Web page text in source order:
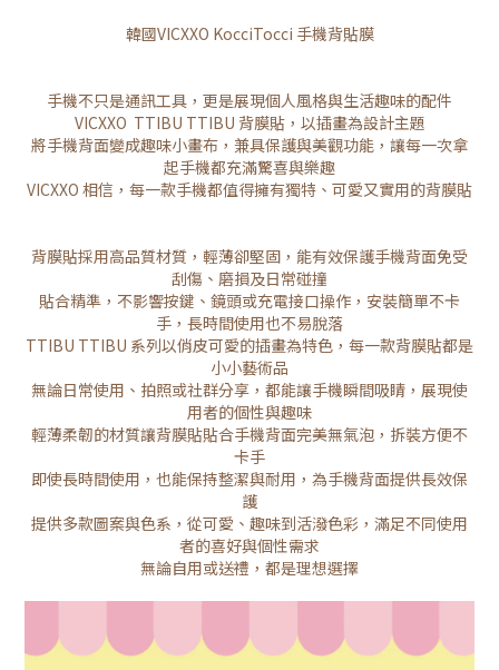
韓國VICXXO KocciTocci 手機背貼膜
手機不只是通訊工具，更是展現個人風格與生活趣味的配件
VICXXO TTIBU TTIBU 背膜貼，以插畫為設計主題
將手機背面變成趣味小畫布，兼具保護與美觀功能，讓每一次拿
起手機都充滿驚喜與樂趣
VICXXO 相信，每一款手機都值得擁有獨特、可愛又實用的背膜貼
背膜貼採用高品質材質，輕薄卻堅固，能有效保護手機背面免受
刮傷、磨損及日常碰撞
貼合精準，不影響按鍵、鏡頭或充電接口操作，安裝簡單不卡
手，長時間使用也不易脫落
TTIBU TTIBU 系列以俏皮可愛的插畫為特色，每一款背膜貼都是
小小藝術品
無論日常使用、拍照或社群分享，都能讓手機瞬間吸睛，展現使
用者的個性與趣味
輕薄柔韌的材質讓背膜貼貼合手機背面完美無氣泡，拆裝方便不
卡手
即使長時間使用，也能保持整潔與耐用，為手機背面提供長效保
護
提供多款圖案與色系，從可愛、趣味到活潑色彩，滿足不同使用
者的喜好與個性需求
無論自用或送禮，都是理想選擇